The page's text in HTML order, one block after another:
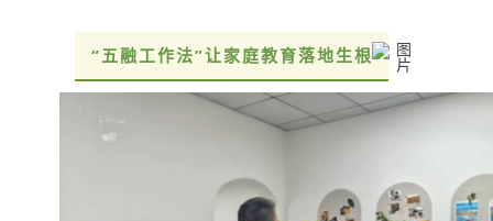
“五融工作法”让家庭教育落地生根